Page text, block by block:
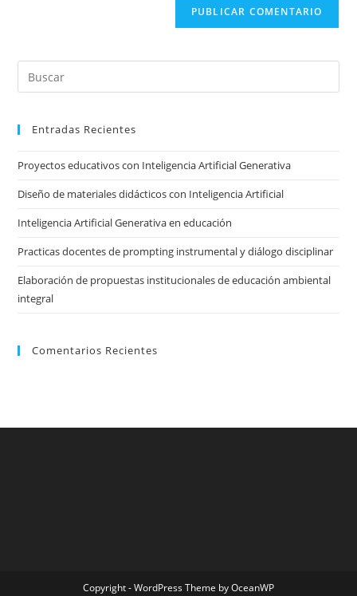
Entradas Recientes
Proyectos educativos con Inteligencia Artificial Generativa
Diseño de materiales didácticos con Inteligencia Artificial
Inteligencia Artificial Generativa en educación
Practicas docentes de prompting instrumental y diálogo disciplinar
Elaboración de propuestas institucionales de educación ambiental
integral
Comentarios Recientes
Copyright - WordPress Theme by OceanWP